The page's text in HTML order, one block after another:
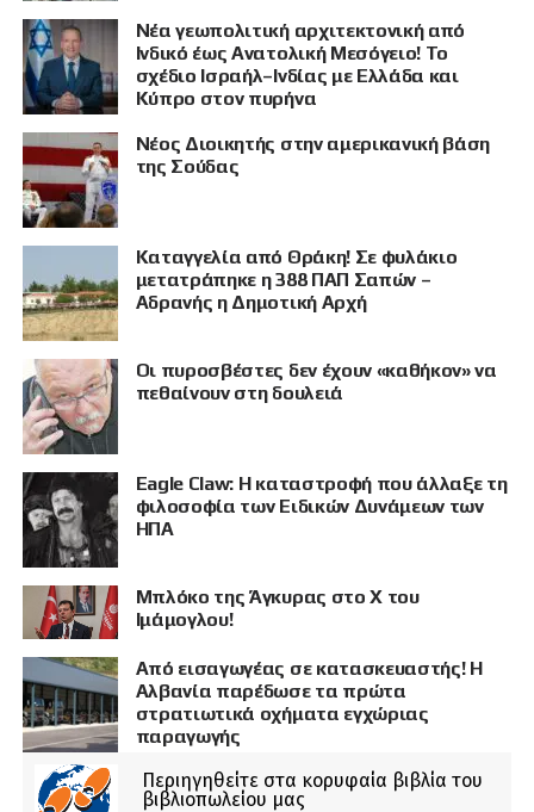
Νέα γεωπολιτική αρχιτεκτονική από
Ινδικό έως Ανατολική Μεσόγειο! Το
σχέδιο Ισραήλ–Ινδίας με Ελλάδα και
Κύπρο στον πυρήνα
Νέος Διοικητής στην αμερικανική βάση
της Σούδας
Καταγγελία από Θράκη! Σε φυλάκιο
μετατράπηκε η 388 ΠΑΠ Σαπών –
Αδρανής η Δημοτική Αρχή
Οι πυροσβέστες δεν έχουν «καθήκον» να
πεθαίνουν στη δουλειά
Eagle Claw: Η καταστροφή που άλλαξε τη
φιλοσοφία των Ειδικών Δυνάμεων των
ΗΠΑ
Μπλόκο της Άγκυρας στο X του
Ιμάμογλου!
Από εισαγωγέας σε κατασκευαστής! Η
Αλβανία παρέδωσε τα πρώτα
στρατιωτικά οχήματα εγχώριας
παραγωγής
Περιηγηθείτε στα κορυφαία βιβλία του
βιβλιοπωλείου μας